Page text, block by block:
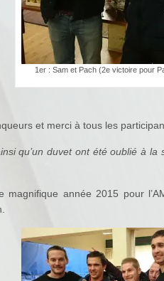
1er : Sam et Pach (2e victoire pour
et merci à tous les
qu’un duvet ont été oublié à
magnifique année 2015 pour